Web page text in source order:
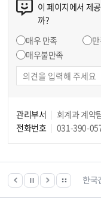
이 페이지에서 제
까?
매우 만족
매우불만족
관리부서
회계과 계약
전화번호
031-390-
등 위치찾기서비스 한국